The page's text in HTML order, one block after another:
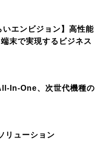
いエンビジョン】高性能
末で実現するビジネス
In-One、次世代機種の
リューション